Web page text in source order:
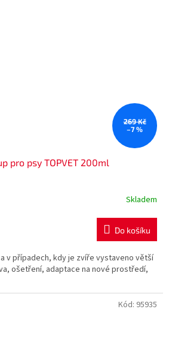
269 Kč
–7 %
pro psy TOPVET 200ml
Skladem
Do košíku
v případech, kdy je zvíře vystaveno větší
ošetření, adaptace na nové prostředí,
Kód: 95935